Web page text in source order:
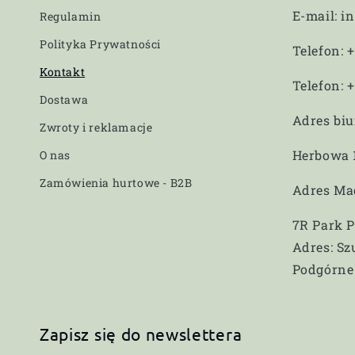
Regulamin
Polityka Prywatności
Kontakt
Dostawa
Zwroty i reklamacje
O nas
Zamówienia hurtowe - B2B
E-mail:
Telefon:
Telefon:
Adres
Herbowa
Adres
7R Park
Adres:
Podgórne
Zapisz się do newslettera